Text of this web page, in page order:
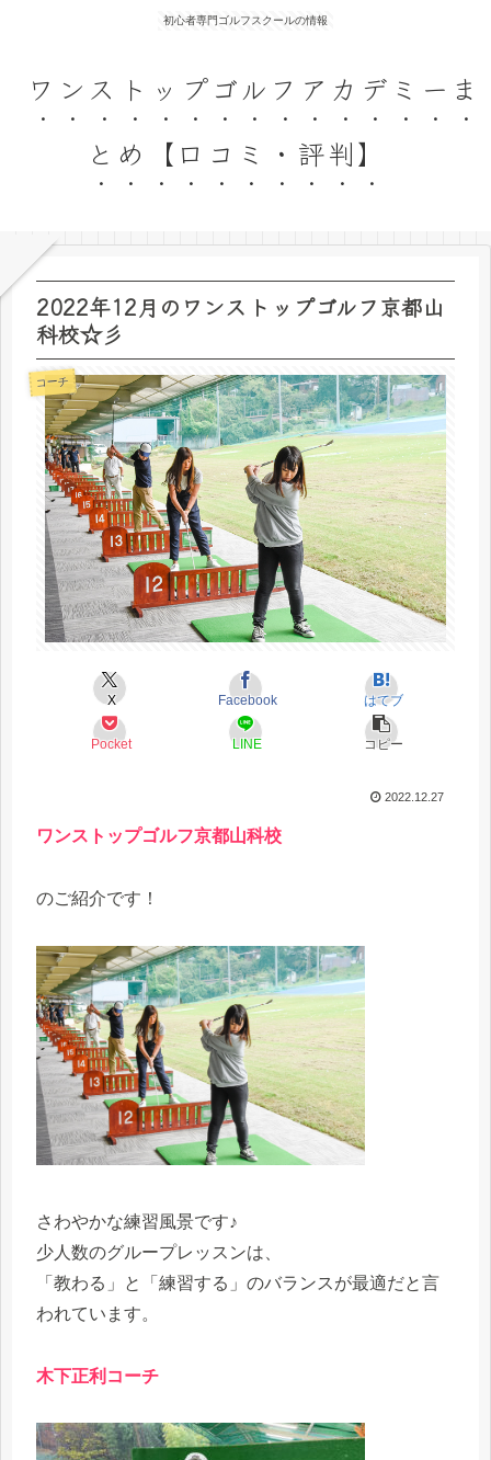
初心者専門ゴルフスクールの情報
ワンストップゴルフアカデミーま
とめ【口コミ・評判】
2022年12月のワンストップゴルフ京都山
科校☆彡
コーチ
X Facebook はてブ
Pocket LINE コピー
2022.12.27
ワンストップゴルフ京都山科校
のご紹介です！
さわやかな練習風景です♪
少人数のグループレッスンは、
「教わる」と「練習する」のバランスが最適だと言
われています。
木下正利コーチ